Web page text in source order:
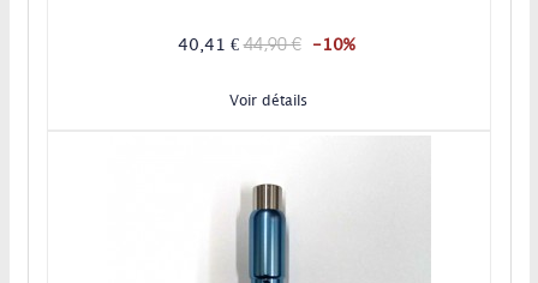
40,41 €44,90 € -10%
Voir détails